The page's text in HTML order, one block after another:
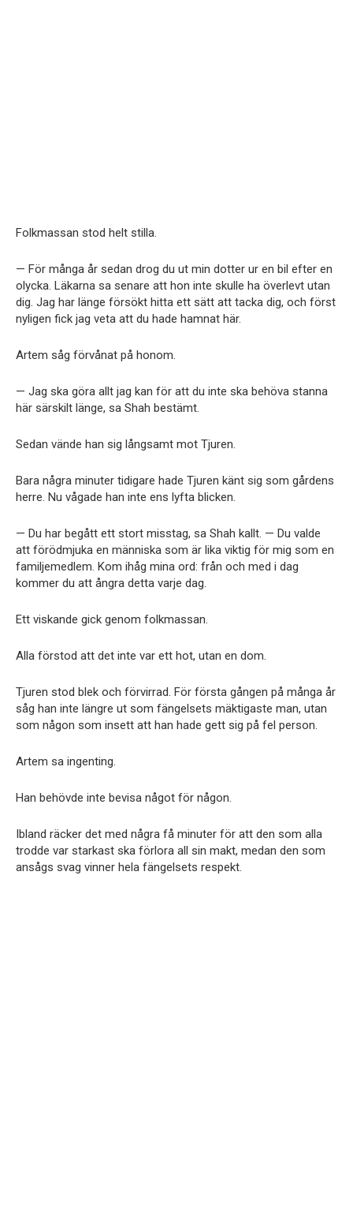
Folkmassan stod helt stilla.
— För många år sedan drog du ut min dotter ur en bil efter en
olycka. Läkarna sa senare att hon inte skulle ha överlevt utan
dig. Jag har länge försökt hitta ett sätt att tacka dig, och först
nyligen fick jag veta att du hade hamnat här.
Artem såg förvånat på honom.
— Jag ska göra allt jag kan för att du inte ska behöva stanna
här särskilt länge, sa Shah bestämt.
Sedan vände han sig långsamt mot Tjuren.
Bara några minuter tidigare hade Tjuren känt sig som gårdens
herre. Nu vågade han inte ens lyfta blicken.
— Du har begått ett stort misstag, sa Shah kallt. — Du valde
att förödmjuka en människa som är lika viktig för mig som en
familjemedlem. Kom ihåg mina ord: från och med i dag
kommer du att ångra detta varje dag.
Ett viskande gick genom folkmassan.
Alla förstod att det inte var ett hot, utan en dom.
Tjuren stod blek och förvirrad. För första gången på många år
såg han inte längre ut som fängelsets mäktigaste man, utan
som någon som insett att han hade gett sig på fel person.
Artem sa ingenting.
Han behövde inte bevisa något för någon.
Ibland räcker det med några få minuter för att den som alla
trodde var starkast ska förlora all sin makt, medan den som
ansågs svag vinner hela fängelsets respekt.